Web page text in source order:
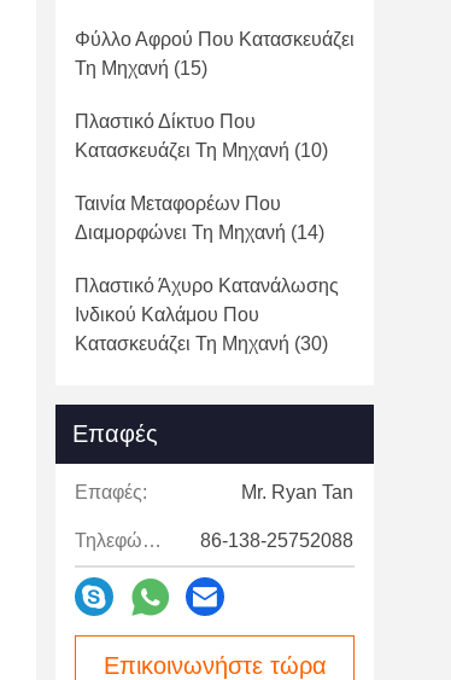
Φύλλο Αφρού Που Κατασκευάζει
Τη Μηχανή (15)
Πλαστικό Δίκτυο Που
Κατασκευάζει Τη Μηχανή (10)
Ταινία Μεταφορέων Που
Διαμορφώνει Τη Μηχανή (14)
Πλαστικό Άχυρο Κατανάλωσης
Ινδικού Καλάμου Που
Κατασκευάζει Τη Μηχανή (30)
Επαφές
Επαφές: Mr. Ryan Tan
Τηλεφώνημα: 86-138-25752088
Επικοινωνήστε τώρα